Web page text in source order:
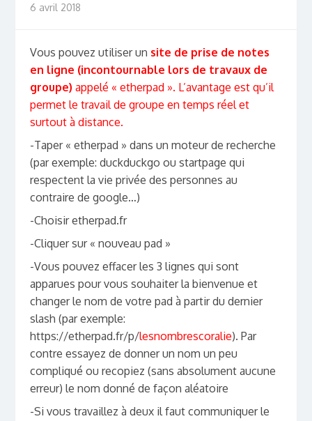
6 avril 2018
Vous pouvez utiliser un site de prise de notes
en ligne (incontournable lors de travaux de
groupe) appelé « etherpad ». L’avantage est qu’il
permet le travail de groupe en temps réel et
surtout à distance.
-Taper « etherpad » dans un moteur de recherche
(par exemple: duckduckgo ou startpage qui
respectent la vie privée des personnes au
contraire de google…)
-Choisir etherpad.fr
-Cliquer sur « nouveau pad »
-Vous pouvez effacer les 3 lignes qui sont
apparues pour vous souhaiter la bienvenue et
changer le nom de votre pad à partir du dernier
slash (par exemple:
https://etherpad.fr/p/lesnombrescoralie). Par
contre essayez de donner un nom un peu
compliqué ou recopiez (sans absolument aucune
erreur) le nom donné de façon aléatoire
-Si vous travaillez à deux il faut communiquer le